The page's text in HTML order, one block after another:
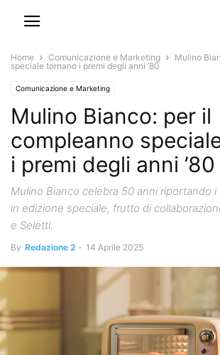
Home Comunicazione e Marketing
Mulino
speciale tornano i premi degli anni ’80
Comunicazione e Marketing
Mulino Bianco: per il
compleanno
i premi degli anni ’80
Mulino Bianco celebra 50 anni riportando
in edizione speciale, frutto di
e Seletti.
By Redazione 2 - 14 Aprile 2025